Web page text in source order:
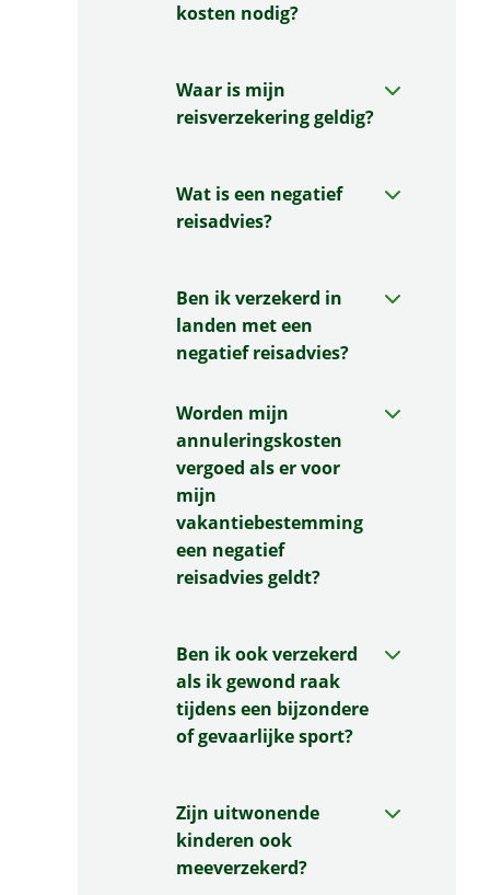
kosten nodig?
Waar is mijn
reisverzekering geldig?
Wat is een negatief
reisadvies?
Ben ik verzekerd in
landen met een
negatief reisadvies?
Worden mijn
annuleringskosten
vergoed als er voor
mijn
vakantiebestemming
een negatief
reisadvies geldt?
Ben ik ook verzekerd
als ik gewond raak
tijdens een bijzondere
of gevaarlijke sport?
Zijn uitwonende
kinderen ook
meeverzekerd?